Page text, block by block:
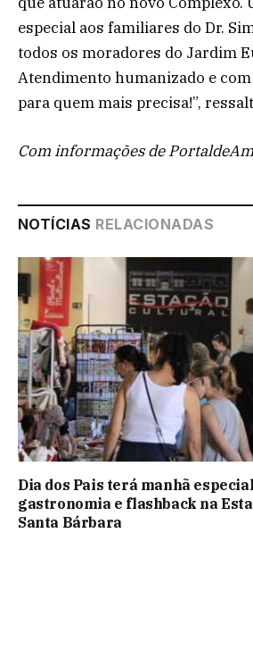
especial aos familiares do Dr.
todos os moradores do Jardim
Atendimento humanizado e
para quem mais precisa!”,
Com informações de
NOTÍCIAS RELACIONADAS
Dia dos Pais terá manhã
gastronomia e flashback na
Santa Bárbara